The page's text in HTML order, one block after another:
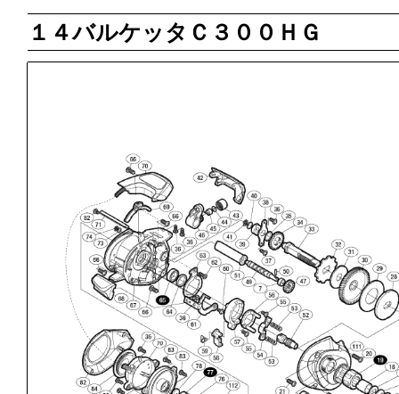
１４バルケッタＣ３００ＨＧ